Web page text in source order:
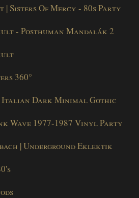
| Sisters Of Mercy - 80s Party
- Posthuman Mandalák 2
360°
Italian Dark Minimal Gothic
Wave 1977-1987 Vinyl Party
| Underground Eklektik